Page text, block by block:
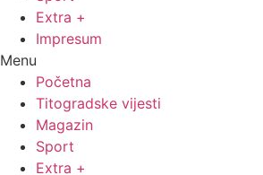
Extra +
Impresum
Menu
Početna
Titogradske vijesti
Magazin
Sport
Extra +